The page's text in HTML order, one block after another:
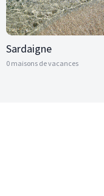
Sardaigne
0 maisons de vacances